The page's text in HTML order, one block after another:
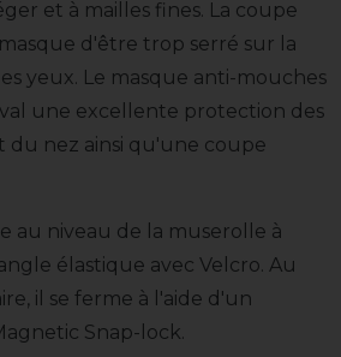
et à mailles fines. La coupe
d'être trop serré sur la
yeux. Le masque anti-mouches
une excellente protection des
du nez ainsi qu'une coupe
au niveau de la muserolle à
élastique avec Velcro. Au
il se ferme à l'aide d'un
Snap-lock.